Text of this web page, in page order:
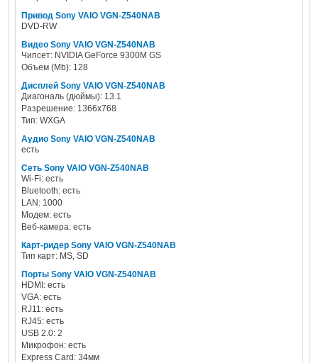
Привод Sony VAIO VGN-Z540NAB
DVD-RW
Видео Sony VAIO VGN-Z540NAB
Чипсет: NVIDIA GeForce 9300M GS
Объем (Mb): 128
Дисплей Sony VAIO VGN-Z540NAB
Диагональ (дюймы): 13.1
Разрешение: 1366x768
Тип: WXGA
Аудио Sony VAIO VGN-Z540NAB
есть
Сеть Sony VAIO VGN-Z540NAB
Wi-Fi: есть
Bluetooth: есть
LAN: 1000
Модем: есть
Веб-камера: есть
Карт-ридер Sony VAIO VGN-Z540NAB
Тип карт: MS, SD
Порты Sony VAIO VGN-Z540NAB
HDMI: есть
VGA: есть
RJ11: есть
RJ45: есть
USB 2.0: 2
Микрофон: есть
Express Card: 34мм